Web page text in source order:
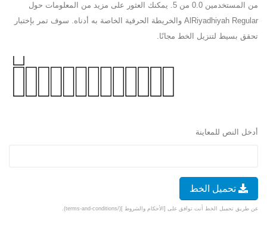
من المستخدمين 0.0 من 5. يمكنك العثور على مزيد من المعلومات حول
AlRiyadhiyah Regular والخريطة الحرفية الخاصة به أدناه. سوف تمر بإختبار
تحقق بسيط لتنزيل الخط مجانًا.
أدخل النص للمعاينة
تحميل الخط
عن طريق تحميل الخط أنت توافق على [الأحكام والشروط ](/terms-and-conditions).